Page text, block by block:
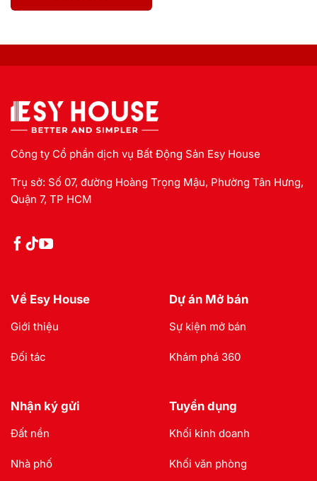
Công ty Cổ phần dịch vụ Bất Động Sản Esy House
Trụ sở: Số 07, đường Hoàng Trọng Mậu, Phường Tân Hưng,
Quận 7, TP HCM
Về Esy House
Giới thiệu
Đối tác
Dự án Mở bán
Sự kiện mở bán
Khám phá 360
Nhận ký gửi
Đất nền
Nhà phố
Tuyển dụng
Khối kinh doanh
Khối văn phòng